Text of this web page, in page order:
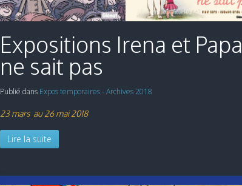
Expositions Irena et Papa
ne sait pas
Publié dans Expos temporaires - Archives 2018
23 mars au 26 mai 2018
Lire la suite